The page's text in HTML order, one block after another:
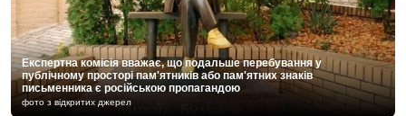
Експертна комісія вважає, що подальше перебування у
публічному просторі пам'ятників або пам'ятних знаків
письменника є російською пропагандою
фото з відкритих джерел